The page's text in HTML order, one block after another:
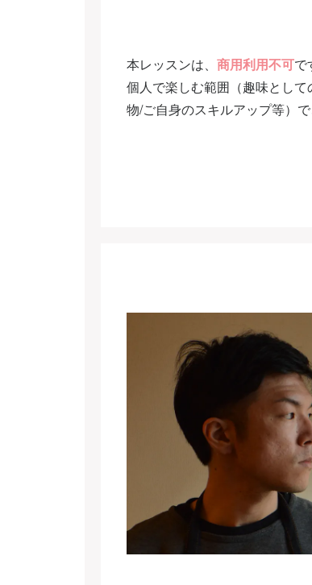
本レッスンは、 商用利用不可で
個人で楽しむ範囲（趣味として
物/ご自身のスキルアップ等）で